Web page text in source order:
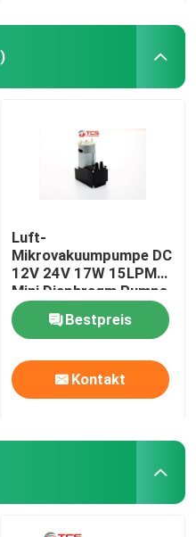
Luft-
Mikrovakuumpumpe DC
12V 24V 17W 15LPM
Mini Diaphragm Pumps
Bestpreis
Kontakt